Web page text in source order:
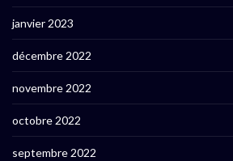
janvier 2023
décembre 2022
novembre 2022
octobre 2022
septembre 2022